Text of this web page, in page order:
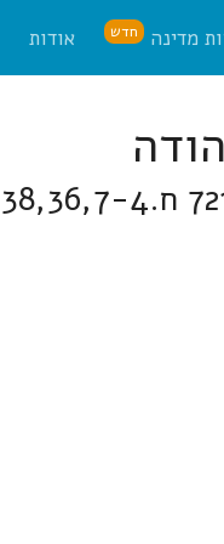
מדינה חדש אודות